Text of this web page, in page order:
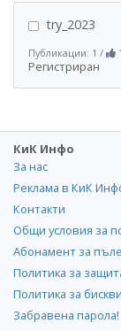
try_2023
Публикации: 1 / 1
Регистриран
КиК Инфо
За нас
Реклама в КиК
Контакти
Общи условия за
Абонамент за
Политика за
Политика за
Забравена парола!